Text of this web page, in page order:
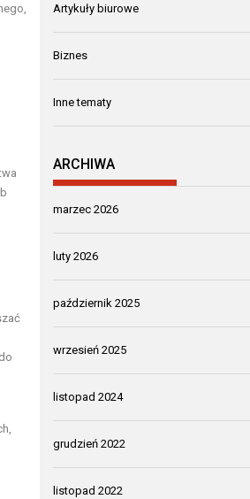
Artykuły biurowe
Biznes
Inne tematy
ARCHIWA
marzec 2026
luty 2026
październik 2025
wrzesień 2025
listopad 2024
grudzień 2022
listopad 2022